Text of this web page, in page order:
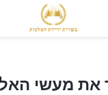
רק על ידי הבנת האמת
את מעשי